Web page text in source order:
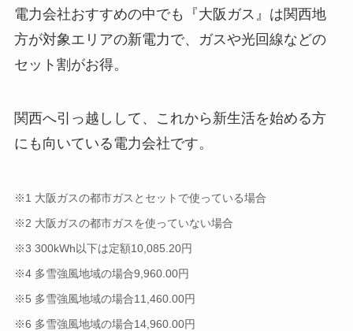
電力会社おすすめの中でも『大阪ガス』は関西地
方が対象エリアの新電力で、ガスや光回線などの
セット割がお得。
関西へ引っ越しして、これから新生活を始める方
にも向いている電力会社です。
※1 大阪ガスの都市ガスとセットで使っている場合
※2 大阪ガスの都市ガスを使っていない場合
※3 300kWh以下は定額10,085.20円
※4 多雪強風地域の場合9,960.00円
※5 多雪強風地域の場合11,460.00円
※6 多雪強風地域の場合14,960.00円